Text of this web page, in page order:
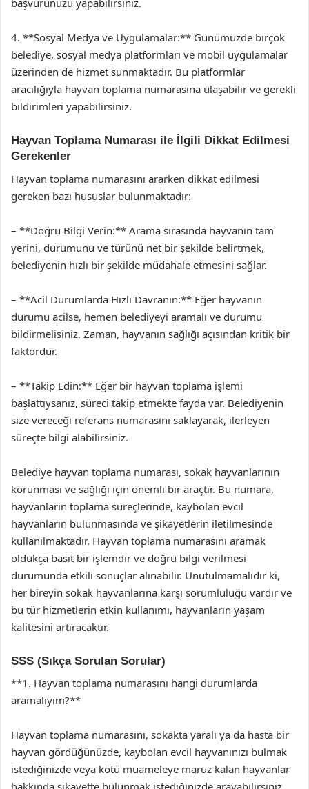
başvurunuzu yapabilirsiniz.
4. **Sosyal Medya ve Uygulamalar:** Günümüzde birçok
belediye, sosyal medya platformları ve mobil uygulamalar
üzerinden de hizmet sunmaktadır. Bu platformlar
aracılığıyla hayvan toplama numarasına ulaşabilir ve gerekli
bildirimleri yapabilirsiniz.
Hayvan Toplama Numarası ile İlgili Dikkat Edilmesi
Gerekenler
Hayvan toplama numarasını ararken dikkat edilmesi
gereken bazı hususlar bulunmaktadır:
– **Doğru Bilgi Verin:** Arama sırasında hayvanın tam
yerini, durumunu ve türünü net bir şekilde belirtmek,
belediyenin hızlı bir şekilde müdahale etmesini sağlar.
– **Acil Durumlarda Hızlı Davranın:** Eğer hayvanın
durumu acilse, hemen belediyeyi aramalı ve durumu
bildirmelisiniz. Zaman, hayvanın sağlığı açısından kritik bir
faktördür.
– **Takip Edin:** Eğer bir hayvan toplama işlemi
başlattıysanız, süreci takip etmekte fayda var. Belediyenin
size vereceği referans numarasını saklayarak, ilerleyen
süreçte bilgi alabilirsiniz.
Belediye hayvan toplama numarası, sokak hayvanlarının
korunması ve sağlığı için önemli bir araçtır. Bu numara,
hayvanların toplama süreçlerinde, kaybolan evcil
hayvanların bulunmasında ve şikayetlerin iletilmesinde
kullanılmaktadır. Hayvan toplama numarasını aramak
oldukça basit bir işlemdir ve doğru bilgi verilmesi
durumunda etkili sonuçlar alınabilir. Unutulmamalıdır ki,
her bireyin sokak hayvanlarına karşı sorumluluğu vardır ve
bu tür hizmetlerin etkin kullanımı, hayvanların yaşam
kalitesini artıracaktır.
SSS (Sıkça Sorulan Sorular)
**1. Hayvan toplama numarasını hangi durumlarda
aramalıyım?**
Hayvan toplama numarasını, sokakta yaralı ya da hasta bir
hayvan gördüğünüzde, kaybolan evcil hayvanınızı bulmak
istediğinizde veya kötü muameleye maruz kalan hayvanlar
hakkında şikayette bulunmak istediğinizde arayabilirsiniz.